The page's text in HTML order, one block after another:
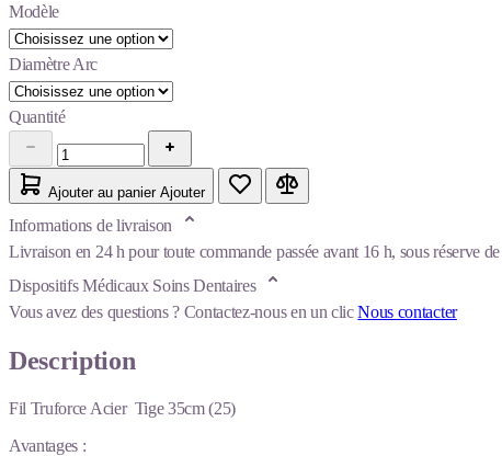
Modèle
Diamètre Arc
Quantité
Ajouter au panier Ajouter
Informations de livraison
Livraison en 24 h pour toute commande passée avant 16 h, sous réserve
Dispositifs Médicaux Soins Dentaires
Vous avez des questions ? Contactez-nous en un clicNous contacter
Description
Fil Truforce Acier Tige 35cm (25)
Avantages :